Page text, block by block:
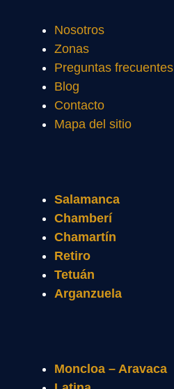
Nosotros
Zonas
Preguntas frecuentes
Blog
Contacto
Mapa del sitio
Salamanca
Chamberí
Chamartín
Retiro
Tetuán
Arganzuela
Moncloa – Aravaca